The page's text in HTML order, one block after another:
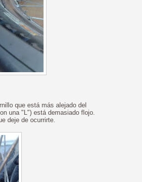
que está más alejado del
una "L") está demasiado flojo.
deje de ocurrirte.